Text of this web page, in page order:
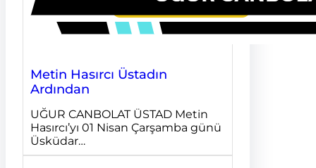
Metin Hasırcı Üstadın
Ardından
UĞUR CANBOLAT ÜSTAD Metin
Hasırcı’yı 01 Nisan Çarşamba günü
Üsküdar…